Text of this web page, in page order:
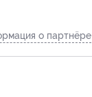
о партнёре